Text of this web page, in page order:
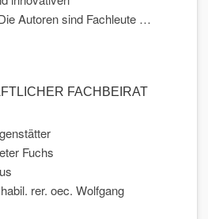
Autoren sind Fachleute …
FACHBEIRAT
Fuchs
rer. oec. Wolfgang